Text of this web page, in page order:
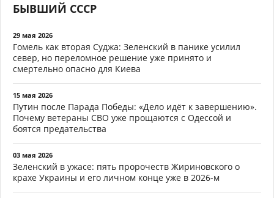
БЫВШИЙ СССР
29 мая 2026
Гомель как вторая Суджа: Зеленский в панике усилил
север, но переломное решение уже принято и
смертельно опасно для Киева
15 мая 2026
Путин после Парада Победы: «Дело идёт к завершению».
Почему ветераны СВО уже прощаются с Одессой и
боятся предательства
03 мая 2026
Зеленский в ужасе: пять пророчеств Жириновского о
крахе Украины и его личном конце уже в 2026-м